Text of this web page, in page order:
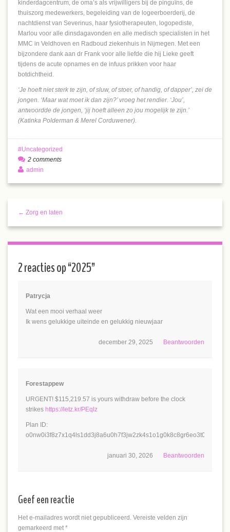
kinderdagcentrum, de oma’s als vrijwilligers bij de pinguïns, de
thuiszorg medewerkers, begeleiding van de logeerboerderij, de
nachtdienst van Severinus, haar fysiotherapeuten, logopediste,
Marlou voor alle dinsdagavonden en alle medisch specialisten in het
MMC in Veldhoven en Radboud ziekenhuis in Nijmegen. Met een
bijzondere dank aan dr Frank voor alle liefde die hij Lieke geeft
tijdens de acute opnames en de infuus prikken voor haar
botdichtheid.
‘Je hoeft niet sterk te zijn, of sluw, of stoer, of handig, of dapper’, zei de
jongen. ‘Maar wat moet ik dan zijn?’ vroeg het rendier. ‘Jou’,
antwoordde de jongen, ‘jij hoeft alleen zo jou mogelijk te zijn.’
(Katinka Polderman & Merel Corduwener).
Uncategorized
2 comments
admin
← Zorg en laten
2 reacties op “2025”
Patrycja
Wat een mooi verhaal weer
Ik wens gelukkige uiteinde en gelukkig nieuwjaar
Beantwoorden
december 29, 2025
Forestappew
URGENT! $115,219.57 is yours withdraw before the clock
strikes https://letz.kr/PEqlz
Plan ID:
Beantwoorden
januari 30, 2026
Geef een reactie
Het e-mailadres wordt niet gepubliceerd. Vereiste velden zijn
gemarkeerd met*